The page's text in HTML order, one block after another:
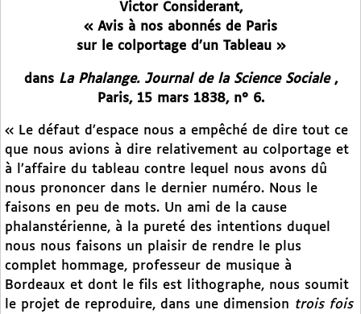
Victor Considerant,
« Avis à nos abonnés de Paris
sur le colportage d’un Tableau »
dans La Phalange. Journal de la Science Sociale ,
Paris, 15 mars 1838, n° 6.
« Le défaut d’espace nous a empêché de dire tout ce
que nous avions à dire relativement au colportage et
à l’affaire du tableau contre lequel nous avons dû
nous prononcer dans le dernier numéro. Nous le
faisons en peu de mots. Un ami de la cause
phalanstérienne, à la pureté des intentions duquel
nous nous faisons un plaisir de rendre le plus
complet hommage, professeur de musique à
Bordeaux et dont le fils est lithographe, nous soumit
le projet de reproduire, dans une dimension trois fois